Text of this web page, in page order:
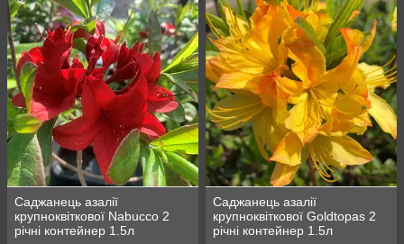
Саджанець азалії
крупноквіткової Nabucco 2
річні контейнер 1.5л
Саджанець азалії
крупноквіткової Goldtopas 2
річні контейнер 1.5л